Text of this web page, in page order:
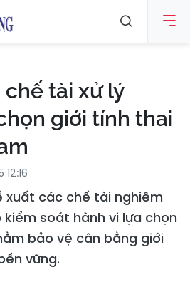
tài xử lý
giới tính thai
12:16
xuất các chế tài nghiêm
soát hành vi lựa chọn
bảo vệ cân bằng giới
vững.